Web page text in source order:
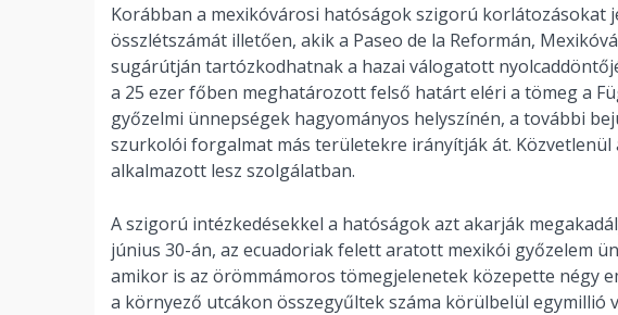
Korábban a mexikóvárosi hatóságok szigorú korlátozásokat
összlétszámát illetően, akik a Paseo de la Reformán,
sugárútján tartózkodhatnak a hazai válogatott
a 25 ezer főben meghatározott felső határt eléri a tömeg a
győzelmi ünnepségek hagyományos helyszínén, a további
szurkolói forgalmat más területekre irányítják át.
alkalmazott lesz szolgálatban.
A szigorú intézkedésekkel a hatóságok azt akarják
június 30-án, az ecuadoriak felett aratott mexikói győzelem
amikor is az örömmámoros tömegjelenetek közepette négy
a környező utcákon összegyűltek száma körülbelül egymillió